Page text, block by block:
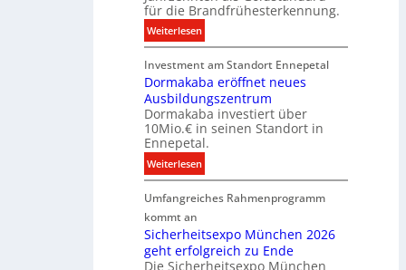
d
u
r
e
i
g
e
n
e
n
M
r
k
e
s
i
t
i
o
n
s
p
n
e
für die Brandfrühesterkennung.
Weiterlesen:
D
i
g
i
t
a
l
e
B
r
n
d
Investment am Standort Ennepetal
Dormakaba eröffnet neues
Ausbildungszentrum
Dormakaba investiert über
10Mio.€ in seinen Standort in
Ennepetal.
Weiterlesen:
D
o
m
a
k
Umfangreiches Rahmenprogramm
kommt an
Sicherheitsexpo München 2026
geht erfolgreich zu Ende
Die Sicherheitsexpo München